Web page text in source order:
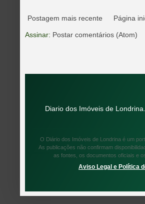
Postagem mais recente Página
Assinar: Postar comentários (Atom)
Diario dos Imóveis de
O Diário dos Imóveis de Londrina é um
As publicações não confirmam
as fontes, os documentos oficiais e
Aviso Legal e Política